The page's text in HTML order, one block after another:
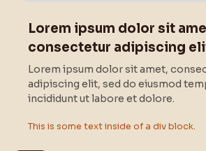
Lorem ipsum dolor sit
consectetur adipiscing
eiusmod tempor .
Lorem ipsum dolor sit amet,
adipiscing elit, sed do eiusmod
incididunt ut labore et dolore.
This is some text inside of a div block.